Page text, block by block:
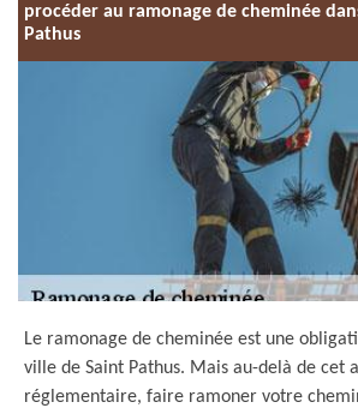
procéder au ramonage de cheminée
Pathus
Le ramonage de cheminée est une
ville de Saint Pathus. Mais au-delà de cet
réglementaire, faire ramoner votre